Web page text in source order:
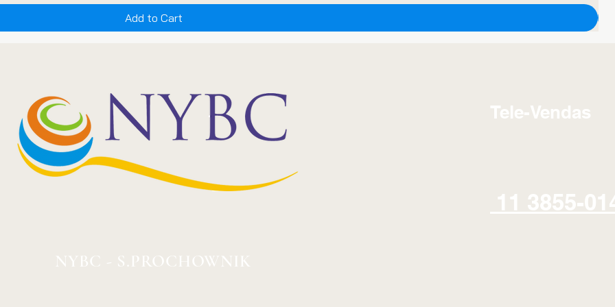
Add to Cart
Tele-Vendas
11 3855-
NYBC - S.PROCHOWNIK